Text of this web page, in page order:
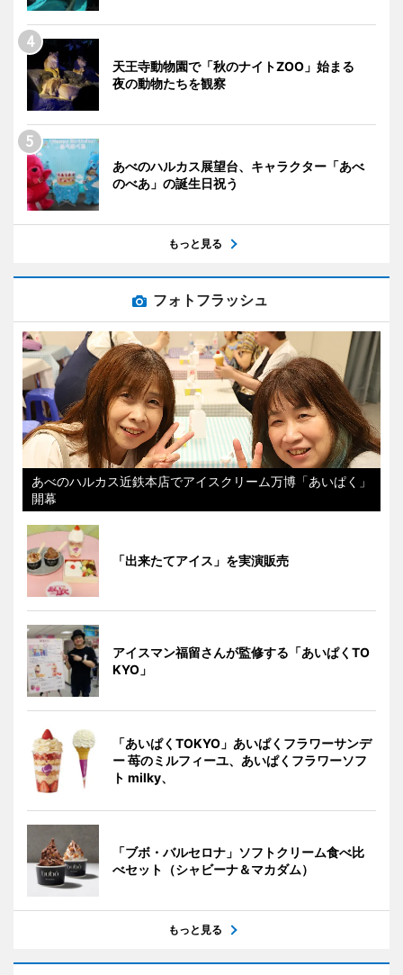
天王寺動物園で「秋のナイトZOO」始まる
夜の動物たちを観察
あべのハルカス展望台、キャラクター「あべ
のべあ」の誕生日祝う
もっと見る
フォトフラッシュ
あべのハルカス近鉄本店でアイスクリーム万博「あいぱく」
開幕
「出来たてアイス」を実演販売
アイスマン福留さんが監修する「あいぱくTO
KYO」
「あいぱくTOKYO」あいぱくフラワーサンデ
ー 苺のミルフィーユ、あいぱくフラワーソフ
ト milky、
「ブボ・バルセロナ」ソフトクリーム食べ比
べセット（シャビーナ＆マカダム）
もっと見る